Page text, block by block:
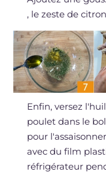
, le zeste de
Enfin, versez
poulet dans le bol
pour
avec du film
réfrigérateur